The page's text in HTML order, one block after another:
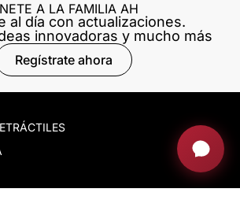
A LA FAMILIA AH
al día con actualizaciones.
innovadoras y mucho más
Regístrate ahora